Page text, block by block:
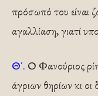
πρόσωπό του είναι
αγαλλίαση, γιατί
Θ΄. Ο Φανούριος
άγριων θηρίων κι